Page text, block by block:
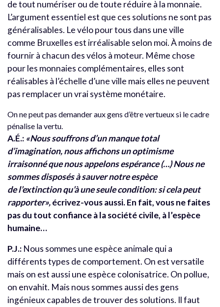
de tout numériser ou de toute réduire à la monnaie.
L’argument essentiel est que ces solutions ne sont pas
généralisables. Le vélo pour tous dans une ville
comme Bruxelles est irréalisable selon moi. À moins de
fournir à chacun des vélos à moteur. Même chose
pour les monnaies complémentaires, elles sont
réalisables à l’échelle d’une ville mais elles ne peuvent
pas remplacer un vrai système monétaire.
On ne peut pas demander aux gens d’être vertueux si le cadre
pénalise la vertu.
A.É.: «Nous souffrons d’un manque total
d’imagination, nous affichons un optimisme
irraisonné que nous appelons espérance (…) Nous ne
sommes disposés à sauver notre espèce
de l’extinction qu’à une seule condition: si cela peut
rapporter»,écrivez-vous aussi. En fait, vous ne faites
pas du tout confiance à la société civile, à l’espèce
humaine…
P.J.: Nous sommes une espèce animale qui a
différents types de comportement. On est versatile
mais on est aussi une espèce colonisatrice. On pollue,
on envahit. Mais nous sommes aussi des gens
ingénieux capables de trouver des solutions. Il faut